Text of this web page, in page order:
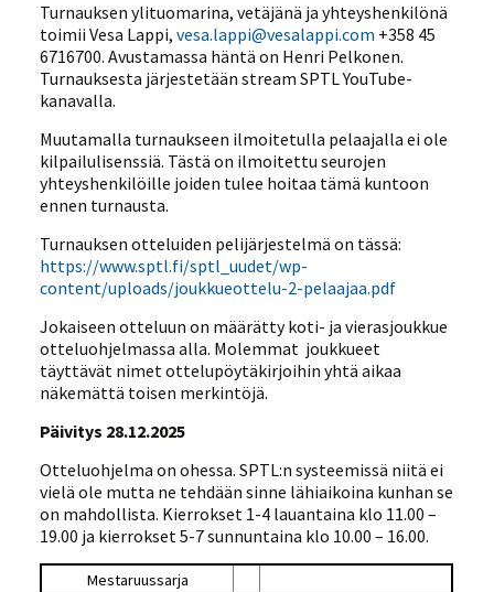
Turnauksen ylituomarina, vetäjänä ja yhteyshenkilönä
toimii Vesa Lappi,vesa.lappi@vesalappi.com +358 45
6716700. Avustamassa häntä on Henri Pelkonen.
Turnauksesta järjestetään stream SPTL YouTube-
kanavalla.
Muutamalla turnaukseen ilmoitetulla pelaajalla ei ole
kilpailulisenssiä. Tästä on ilmoitettu seurojen
yhteyshenkilöille joiden tulee hoitaa tämä kuntoon
ennen turnausta.
Turnauksen otteluiden pelijärjestelmä on tässä:
https://www.sptl.fi/sptl_uudet/wp-
content/uploads/joukkueottelu-2-pelaajaa.pdf
Jokaiseen otteluun on määrätty koti- ja vierasjoukkue
otteluohjelmassa alla. Molemmat joukkueet
täyttävät nimet ottelupöytäkirjoihin yhtä aikaa
näkemättä toisen merkintöjä.
Päivitys 28.12.2025
Otteluohjelma on ohessa. SPTL:n systeemissä niitä ei
vielä ole mutta ne tehdään sinne lähiaikoina kunhan se
on mahdollista. Kierrokset 1-4 lauantaina klo 11.00 –
19.00 ja kierrokset 5-7 sunnuntaina klo 10.00 – 16.00.
Mestaruussarja